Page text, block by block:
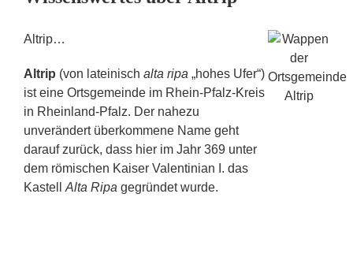
Altrip…
Altrip (von lateinisch alta ripa „hohes Ufer“)
ist eine Ortsgemeinde im Rhein-Pfalz-Kreis
in Rheinland-Pfalz. Der nahezu
unverändert überkommene Name geht
darauf zurück, dass hier im Jahr 369 unter
dem römischen Kaiser Valentinian I. das
Kastell Alta Ripa gegründet wurde.